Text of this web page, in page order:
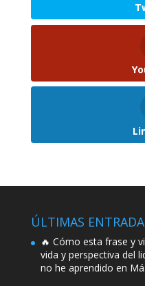
ÚLTIMAS
🔥 Cómo esta frase y
vida y perspectiva del
no he aprendido en